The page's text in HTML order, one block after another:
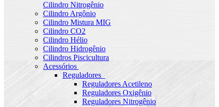
Cilindro Nitrogênio
Cilindro Argônio
Cilindro Mistura MIG
Cilindro CO2
Cilindro Hélio
Cilindro Hidrogênio
Cilindros Piscicultura
Acessórios
Reguladores
Reguladores Acetileno
Reguladores Oxigênio
Reguladores Nitrogênio